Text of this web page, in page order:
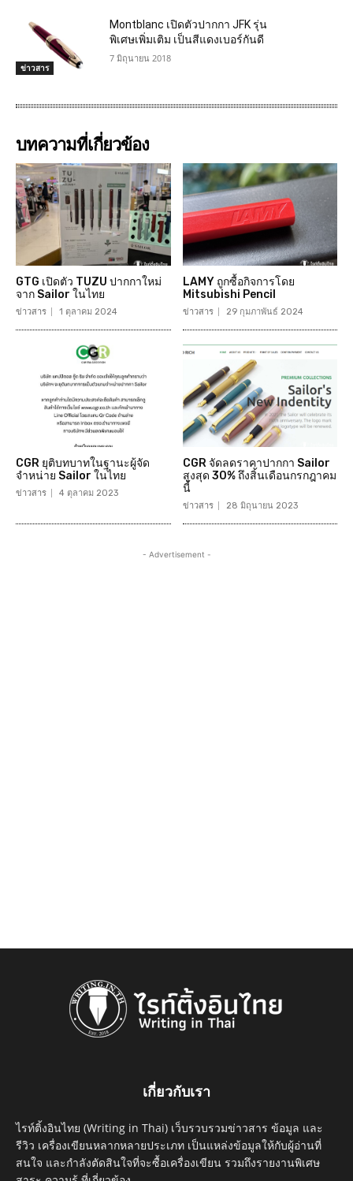
ข่าวสาร
Montblanc เปิดตัวปากกา JFK รุ่น
พิเศษเพิ่มเติม เป็นสีแดงเบอร์กันดี
7 มิถุนายน 2018
บทความที่เกี่ยวข้อง
GTG เปิดตัว TUZU ปากกาใหม่
จาก Sailor ในไทย
ข่าวสาร 1 ตุลาคม 2024
LAMY ถูกซื้อกิจการโดย
Mitsubishi Pencil
ข่าวสาร 29 กุมภาพันธ์ 2024
CGR ยุติบทบาทในฐานะผู้จัด
จำหน่าย Sailor ในไทย
ข่าวสาร 4 ตุลาคม 2023
CGR จัดลดราคาปากกา Sailor
สูงสุด 30% ถึงสิ้นเดือนกรกฎาคม
นี้
ข่าวสาร 28 มิถุนายน 2023
- Advertisement -
เกี่ยวกับเรา
ไรท์ติ้งอินไทย (Writing in Thai) เว็บรวบรวมข่าวสาร ข้อมูล และ
รีวิว เครื่องเขียนหลากหลายประเภท เป็นแหล่งข้อมูลให้กับผู้อ่านที่
สนใจ และกำลังตัดสินใจที่จะซื้อเครื่องเขียน รวมถึงรายงานพิเศษ